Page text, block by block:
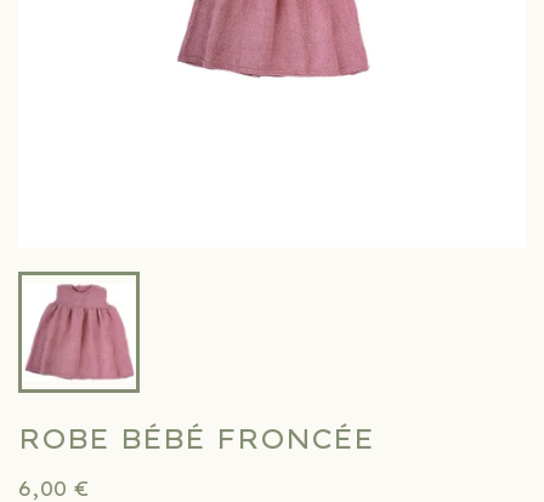
ROBE BÉBÉ FRONCÉE
6,00 €